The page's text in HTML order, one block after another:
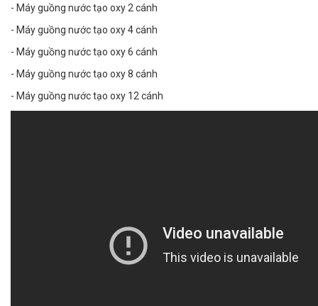
- Máy guồng nước tạo oxy 2 cánh
- Máy guồng nước tạo oxy 4 cánh
- Máy guồng nước tạo oxy 6 cánh
- Máy guồng nước tạo oxy 8 cánh
- Máy guồng nước tạo oxy 12 cánh